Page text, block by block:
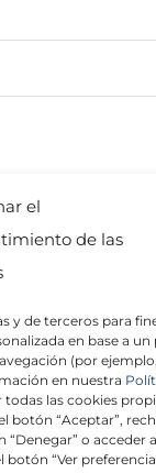
el
de las
y de terceros para
en base a un
(por
en nuestra
las cookies
botón “Aceptar”,
o acceder
“Ver
laPolítica de